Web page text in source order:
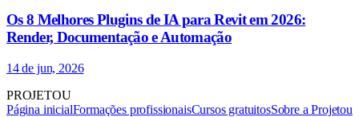
Os 8 Melhores Plugins de IA para Revit em 2026:
Render, Documentação e Automação
14 de jun, 2026
PROJETOU
Página inicialFormações profissionaisCursos gratuitosSobre a Projetou